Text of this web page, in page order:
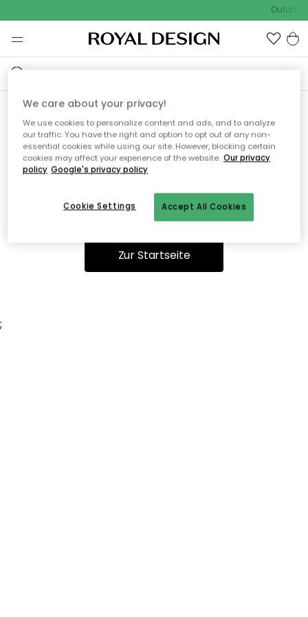
Outdoor
Ooops, die Seite wurde nicht
gefunden.
Sie können auf unserer Startseiteweiter navigieren.
Zur Startseite
;
We care about your privacy!
We use cookies to personalize content and ads, and to analyze
our traffic. You have the right and option to opt out of any non-
essential cookies while using our site. However, blocking certain
cookies may affect your experience of the website. Our privacy
policy Google's privacy policy
Accept All Cookies
Cookie Settings